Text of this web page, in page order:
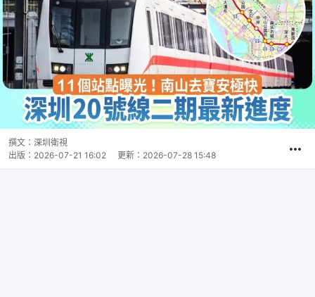
撰文： 深圳衛視
出版： 2026-07-21 16:02 更新： 2026-07-28 15:48